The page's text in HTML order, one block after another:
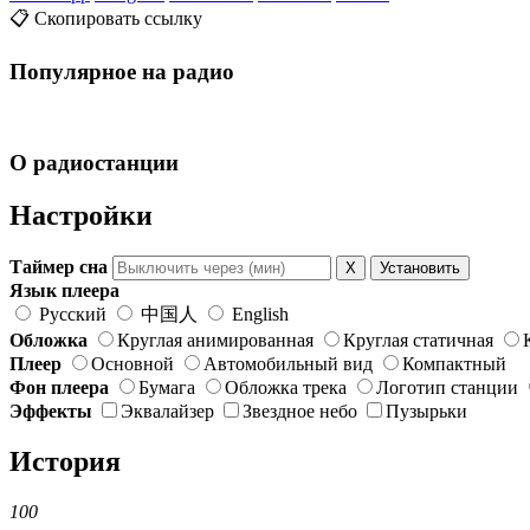
📋 Скопировать ссылку
Популярное на радио
О радиостанции
Настройки
Таймер сна X Установить
Язык плеера
Русский
中国人
English
Обложка
Круглая анимированная Круглая статичная
Плеер
Основной Автомобильный вид
Компактный
Фон плеера
Бумага Обложка трека
Логотип станции
Эффекты
Эквалайзер Звездное небо Пузырьки
История
100